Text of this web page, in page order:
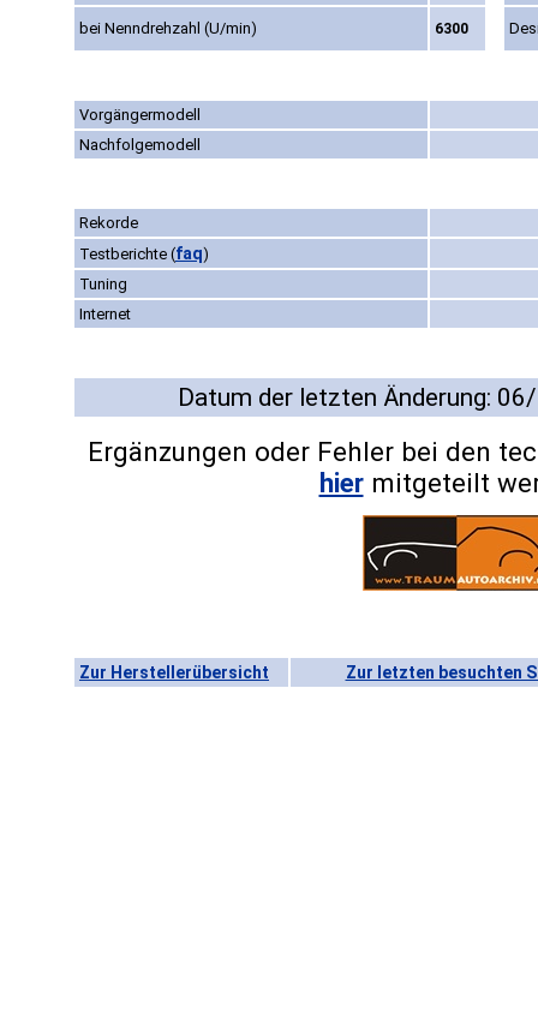
bei Nenndrehzahl (U/min) 6300
Vorgängermodell
Nachfolgemodell
Rekorde
Testberichte (faq)
Tuning
Internet
Datum der letzten Änderung:
Ergänzungen oder Fehler bei den
hiermitgeteilt
Zur Herstellerübersicht Zur letzten besuchten